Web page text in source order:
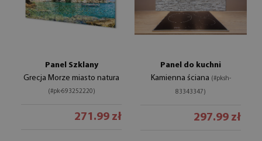
Panel Szklany
Grecja Morze miasto natura
(#pk-693252220)
271.99 zł
Panel do kuchni
Kamienna ściana (#pksh-
83343347)
297.99 zł